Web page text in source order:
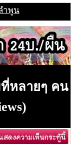
ำพูน
ที่หลายๆ คน